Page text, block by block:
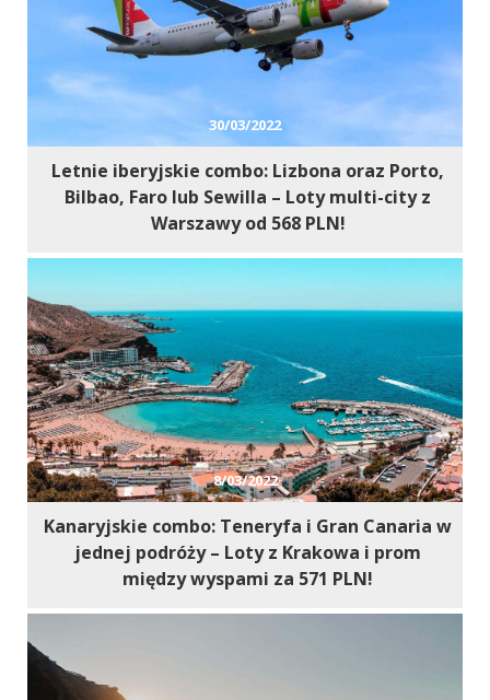
30/03/2022
Letnie iberyjskie combo: Lizbona oraz Porto,
Bilbao, Faro lub Sewilla – Loty multi-city z
Warszawy od 568 PLN!
8/03/2022
Kanaryjskie combo: Teneryfa i Gran Canaria w
jednej podróży – Loty z Krakowa i prom
między wyspami za 571 PLN!